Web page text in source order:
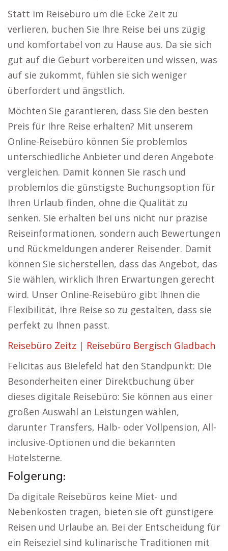
Statt im Reisebüro um die Ecke Zeit zu
verlieren, buchen Sie Ihre Reise bei uns zügig
und komfortabel von zu Hause aus. Da sie sich
gut auf die Geburt vorbereiten und wissen, was
auf sie zukommt, fühlen sie sich weniger
überfordert und ängstlich.
Möchten Sie garantieren, dass Sie den besten
Preis für Ihre Reise erhalten? Mit unserem
Online-Reisebüro können Sie problemlos
unterschiedliche Anbieter und deren Angebote
vergleichen. Damit können Sie rasch und
problemlos die günstigste Buchungsoption für
Ihren Urlaub finden, ohne die Qualität zu
senken. Sie erhalten bei uns nicht nur präzise
Reiseinformationen, sondern auch Bewertungen
und Rückmeldungen anderer Reisender. Damit
können Sie sicherstellen, dass das Angebot, das
Sie wählen, wirklich Ihren Erwartungen gerecht
wird. Unser Online-Reisebüro gibt Ihnen die
Flexibilität, Ihre Reise so zu gestalten, dass sie
perfekt zu Ihnen passt.
Reisebüro Zeitz | Reisebüro Bergisch Gladbach
Felicitas aus Bielefeld hat den Standpunkt: Die
Besonderheiten einer Direktbuchung über
dieses digitale Reisebüro: Sie können aus einer
großen Auswahl an Leistungen wählen,
darunter Transfers, Halb- oder Vollpension, All-
inclusive-Optionen und die bekannten
Hotelsterne.
Folgerung:
Da digitale Reisebüros keine Miet- und
Nebenkosten tragen, bieten sie oft günstigere
Reisen und Urlaube an. Bei der Entscheidung für
ein Reiseziel sind kulinarische Traditionen mit